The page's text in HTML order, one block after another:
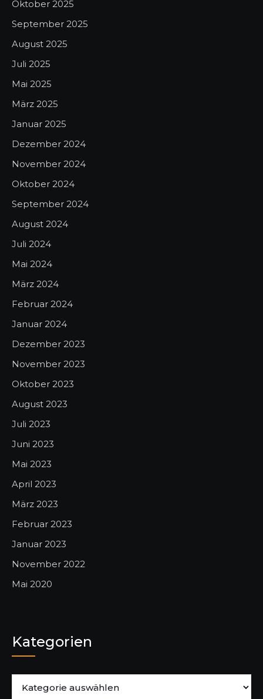
Oktober 2025
September 2025
August 2025
Juli 2025
Mai 2025
März 2025
Januar 2025
Dezember 2024
November 2024
Oktober 2024
September 2024
August 2024
Juli 2024
Mai 2024
März 2024
Februar 2024
Januar 2024
Dezember 2023
November 2023
Oktober 2023
August 2023
Juli 2023
Juni 2023
Mai 2023
April 2023
März 2023
Februar 2023
Januar 2023
November 2022
Mai 2020
Kategorien